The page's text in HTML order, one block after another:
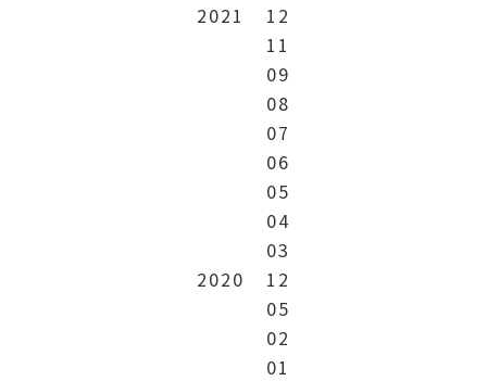
2021
12
11
09
08
07
06
05
04
03
2020
12
05
02
01